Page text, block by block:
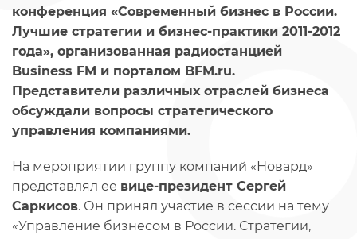
конференция «Современный бизнес в России.
Лучшие стратегии и бизнес-практики 2011-2012
года», организованная радиостанцией
Business FM и порталом BFM.ru.
Представители различных отраслей бизнеса
обсуждали вопросы стратегического
управления компаниями.
На мероприятии группу компаний «Новард»
представлял ее вице-президент Сергей
Саркисов. Он принял участие в сессии на тему
«Управление бизнесом в России. Стратегии,